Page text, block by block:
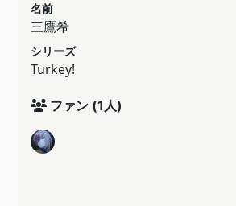
名前
三鷹希
シリーズ
Turkey!
ファン (1人)